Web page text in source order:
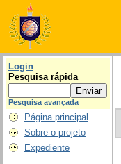
Login
Pesquisa rápida
Pesquisa avançada
Página principal
Sobre o projeto
Expediente